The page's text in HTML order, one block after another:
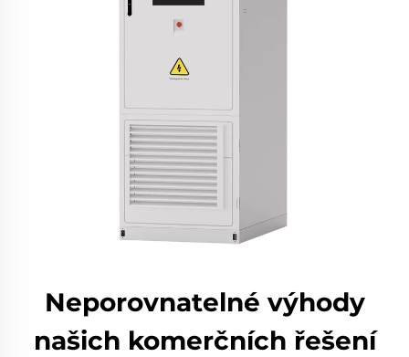
Neporovnatelné výhody
našich komerčních řešení